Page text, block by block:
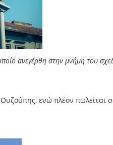
ανεγέρθη στην μνήμη του
ενώ πλέον πωλείται